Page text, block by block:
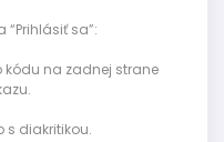
“Prihlásiť sa”:
kódu na zadnej strane
s diakritikou.